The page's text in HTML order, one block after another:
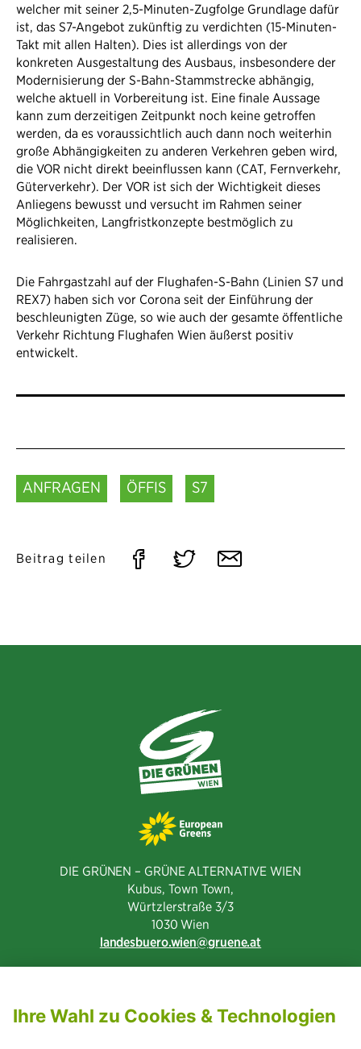
welcher mit seiner 2,5-Minuten-Zugfolge Grundlage dafür
ist, das S7-Angebot zukünftig zu verdichten (15-Minuten-
Takt mit allen Halten). Dies ist allerdings von der
konkreten Ausgestaltung des Ausbaus, insbesondere der
Modernisierung der S-Bahn-Stammstrecke abhängig,
welche aktuell in Vorbereitung ist. Eine finale Aussage
kann zum derzeitigen Zeitpunkt noch keine getroffen
werden, da es voraussichtlich auch dann noch weiterhin
große Abhängigkeiten zu anderen Verkehren geben wird,
die VOR nicht direkt beeinflussen kann (CAT, Fernverkehr,
Güterverkehr). Der VOR ist sich der Wichtigkeit dieses
Anliegens bewusst und versucht im Rahmen seiner
Möglichkeiten, Langfristkonzepte bestmöglich zu
realisieren.
Die Fahrgastzahl auf der Flughafen-S-Bahn (Linien S7 und
REX7) haben sich vor Corona seit der Einführung der
beschleunigten Züge, so wie auch der gesamte öffentliche
Verkehr Richtung Flughafen Wien äußerst positiv
entwickelt.
ANFRAGEN ÖFFIS S7
Beitrag teilen
Auf Auf Per
DIE GRÜNEN – GRÜNE ALTERNATIVE WIEN
Kubus, Town Town,
Würtzlerstraße 3/3​
1030 Wien
landesbuero.wien
gruene.at